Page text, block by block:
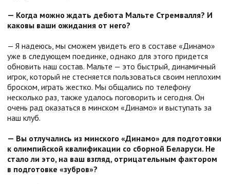
— Когда можно ждать дебюта Мальте Стремвалля? И
каковы ваши ожидания от него?
— Я надеюсь, мы сможем увидеть его в составе «Динамо»
уже в следующем поединке, однако для этого придется
обновить наш состав. Мальте — это быстрый, динамичный
игрок, который не стесняется пользоваться своим неплохим
броском, играть жестко. Мы общались по телефону
несколько раз, также удалось поговорить и сегодня. Он
очень рад оказаться в минском «Динамо» и выступать за
наш клуб.
— Вы отлучались из минского «Динамо» для подготовки
к олимпийской квалификации со сборной Беларуси. Не
стало ли это, на ваш взгляд, отрицательным фактором
в подготовке «зубров»?